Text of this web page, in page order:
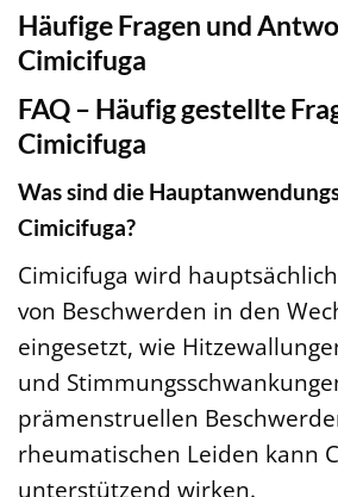
Häufige Fragen und
Cimicifuga
FAQ – Häufig gestellte
Cimicifuga
Was sind die
Cimicifuga?
Cimicifuga wird
von Beschwerden in den
eingesetzt, wie
und
prämenstruellen
rheumatischen Leiden kann
unterstützend wirken.